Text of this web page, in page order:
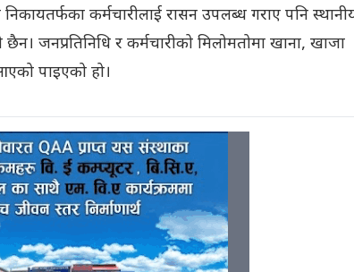
कर्मचारीलाई रासन उपलब्ध गराए पनि
जनप्रतिनिधि र कर्मचारीको मिलोमतोमा खाना, खाजा
पाइएको हो।